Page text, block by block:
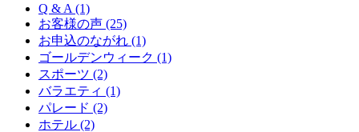
Q & A (1)
お客様の声 (25)
お申込のながれ (1)
ゴールデンウィーク (1)
スポーツ (2)
バラエティ (1)
パレード (2)
ホテル (2)